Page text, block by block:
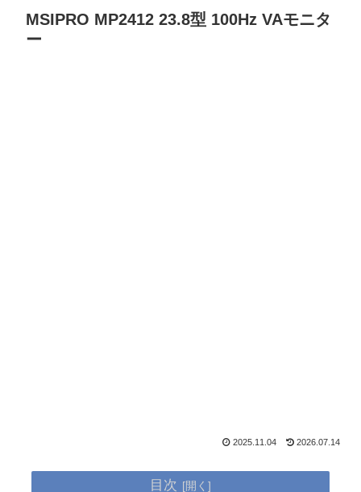
MSIPRO MP2412 23.8型 100Hz VAモニタ
ー
2025.11.04 2026.07.14
目次